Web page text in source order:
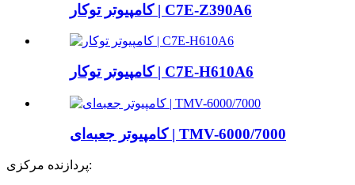
کامپیوتر توکار | C7E-Z390A6
کامپیوتر توکار | C7E-H610A6
کامپیوتر جعبه‌ای | TMV-6000/7000
پردازنده مرکزی: